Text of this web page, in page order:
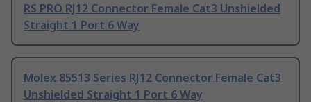
RS PRO RJ12 Connector Female Cat3 Unshielded
Straight 1 Port 6 Way
Molex 85513 Series RJ12 Connector Female Cat3
Unshielded Straight 1 Port 6 Way